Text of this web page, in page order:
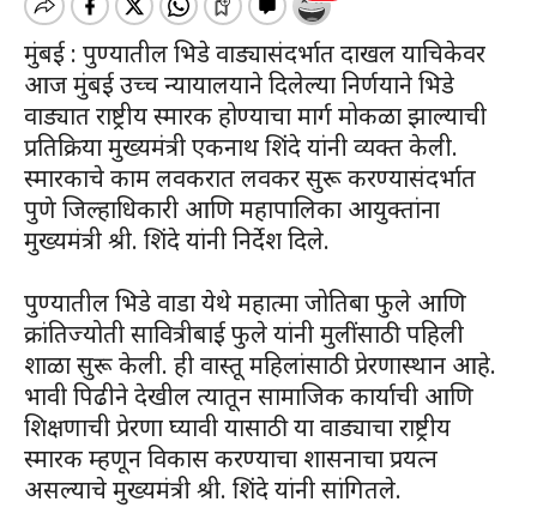
मुंबई : पुण्यातील भिडे वाड्यासंदर्भात दाखल याचिकेवर
आज मुंबई उच्च न्यायालयाने दिलेल्या निर्णयाने भिडे
वाड्यात राष्ट्रीय स्मारक होण्याचा मार्ग मोकळा झाल्याची
प्रतिक्रिया मुख्यमंत्री एकनाथ शिंदे यांनी व्यक्त केली.
स्मारकाचे काम लवकरात लवकर सुरू करण्यासंदर्भात
पुणे जिल्हाधिकारी आणि महापालिका आयुक्तांना
मुख्यमंत्री श्री. शिंदे यांनी निर्देश दिले.
पुण्यातील भिडे वाडा येथे महात्मा जोतिबा फुले आणि
क्रांतिज्योती सावित्रीबाई फुले यांनी मुलींसाठी पहिली
शाळा सुरू केली. ही वास्तू महिलांसाठी प्रेरणास्थान आहे.
भावी पिढीने देखील त्यातून सामाजिक कार्याची आणि
शिक्षणाची प्रेरणा घ्यावी यासाठी या वाड्याचा राष्ट्रीय
स्मारक म्हणून विकास करण्याचा शासनाचा प्रयत्न
असल्याचे मुख्यमंत्री श्री. शिंदे यांनी सांगितले.